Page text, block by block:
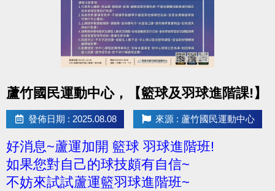
蘆竹國民運動中心，【籃球及羽球進階課!】
發佈日期 : 2025.08.08 來源 : 蘆竹國民運動中心
好消息~蘆運加開 籃球 羽球進階班!
如果您對自己的球技頗有自信~
不妨來試試蘆運籃羽球進階班~